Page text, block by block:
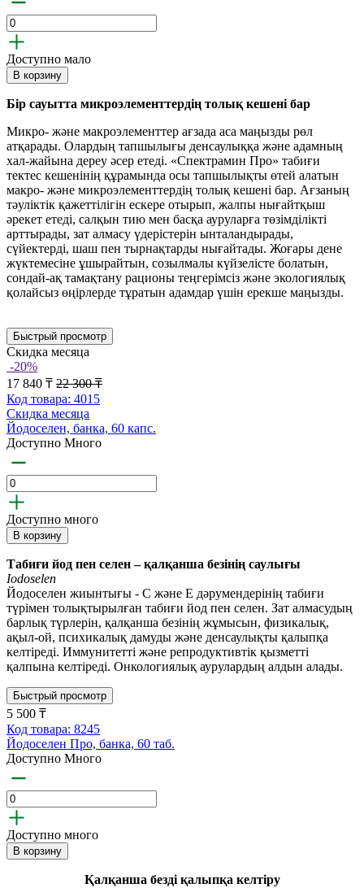
Доступно мало
В корзину
Бір сауытта микроэлементтердің толық кешені бар
Микро- және макроэлементтер ағзада аса маңызды рөл
атқарады. Олардың тапшылығы денсаулыққа және адамның
хал-жайына дереу әсер етеді. «Спектрамин Про» табиғи
тектес кешенінің құрамында осы тапшылықты өтей алатын
макро- және микроэлементтердің толық кешені бар. Ағзаның
тәуліктік қажеттілігін ескере отырып, жалпы нығайтқыш
әрекет етеді, салқын тию мен басқа ауруларға төзімділікті
арттырады, зат алмасу үдерістерін ынталандырады,
сүйектерді, шаш пен тырнақтарды нығайтады. Жоғары дене
жүктемесіне ұшырайтын, созылмалы күйзелісте болатын,
сондай-ақ тамақтану рационы теңгерімсіз және экологиялық
қолайсыз өңірлерде тұратын адамдар үшін ерекше маңызды.
Быстрый просмотр
Скидка месяца
-20%
17 840 ₸ 22 300 ₸
Код товара: 4015
Скидка месяца
Йодоселен, банка, 60 капс.
Доступно Много
Доступно много
В корзину
Табиғи йод пен селен –қалқанша безінің саулығы
Iodoselen
Йодоселен жиынтығы - С және Е дәрумендерінің табиғи
түрімен толықтырылған табиғи йод пен селен. Зат алмасудың
барлық түрлерін, қалқанша безінің жұмысын, физикалық,
ақыл-ой, психикалық дамуды және денсаулықты қалыпқа
келтіреді. Иммунитетті және репродуктивтік қызметті
қалпына келтіреді. Онкологиялық аурулардың алдын алады.
Быстрый просмотр
5 500 ₸
Код товара: 8245
Йодоселен Про, банка, 60 таб.
Доступно Много
Доступно много
В корзину
Қалқанша безді қалыпқа келтіру